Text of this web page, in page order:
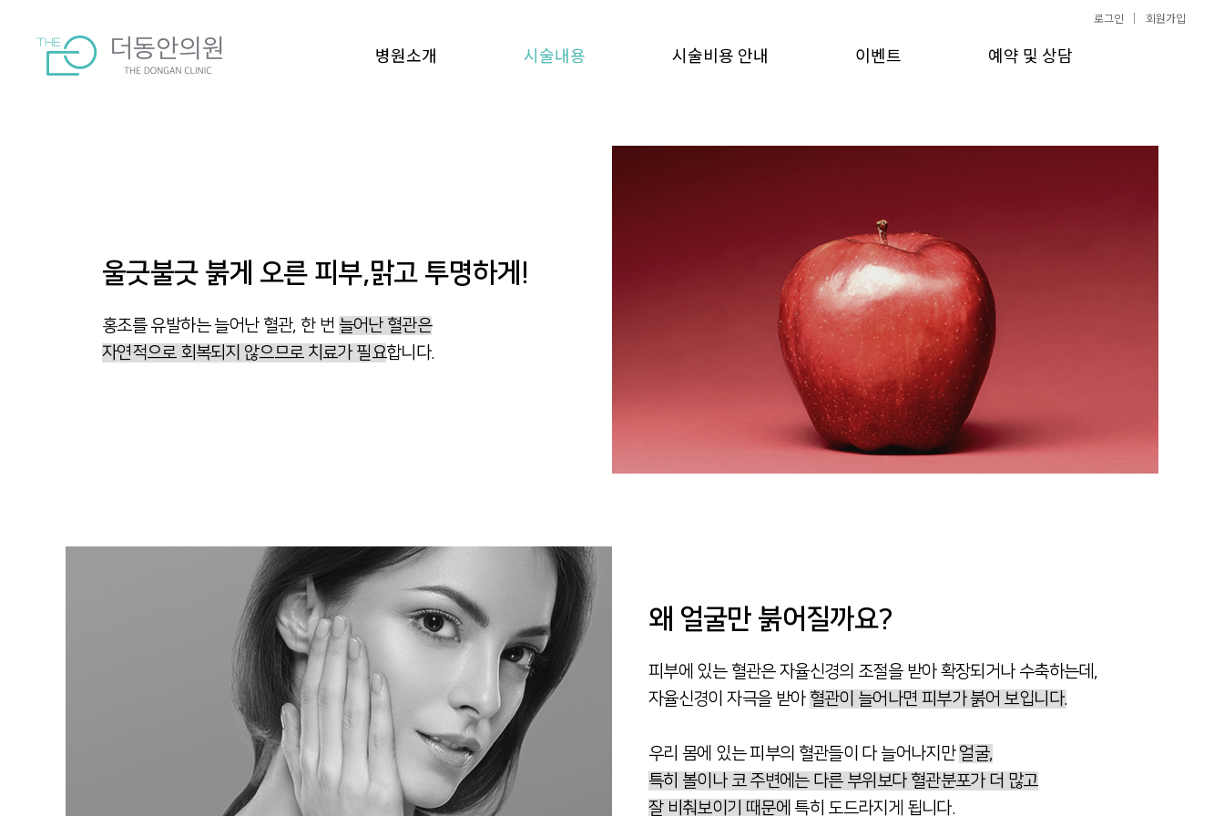
병원소개 시술내용 시술비용 안내 이벤트 예약 및 상담
로그인 회원가입
울긋불긋 붉게 오른 피부,맑고 투명하게!
홍조를 유발하는 늘어난 혈관, 한 번 늘어난 혈관은
자연적으로 회복되지 않으므로 치료가 필요합니다.
왜 얼굴만 붉어질까요?
피부에 있는 혈관은 자율신경의 조절을 받아 확장되거나 수축하는데,
자율신경이 자극을 받아 혈관이 늘어나면 피부가 붉어 보입니다.
우리 몸에 있는 피부의 혈관들이 다 늘어나지만얼굴,
특히 볼이나 코 주변에는 다른 부위보다 혈관분포가 더 많고
잘 비춰보이기 때문에 특히 도드라지게 됩니다.